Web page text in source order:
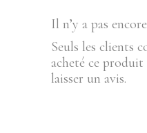
Il n’y a pas
Seuls les clients
acheté ce
laisser un avis.